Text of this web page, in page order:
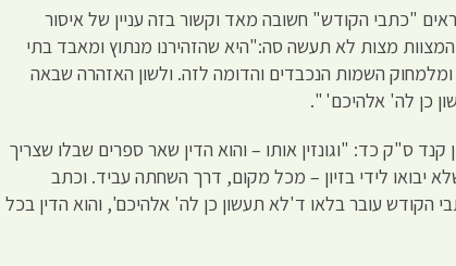
"כתבי הקודש" חשובה מאד וקשור בזה עניין של איסור
מצות לא תעשה סה:"היא שהזהירנו מנתוץ ומאבד בתי
השמות הנכבדים והדומה לזה. ולשון האזהרה שבאה
כן לה' אלהיכם' ".
ס"ק כד: "וגונזין אותו – והוא הדין שאר ספרים שבלו שצריך
יבואו לידי בזיון – מכל מקום, דרך השחתה עביד. וכתב
עובר בלאו ד'לא תעשון כן לה' אלהיכם', והוא הדין בכל